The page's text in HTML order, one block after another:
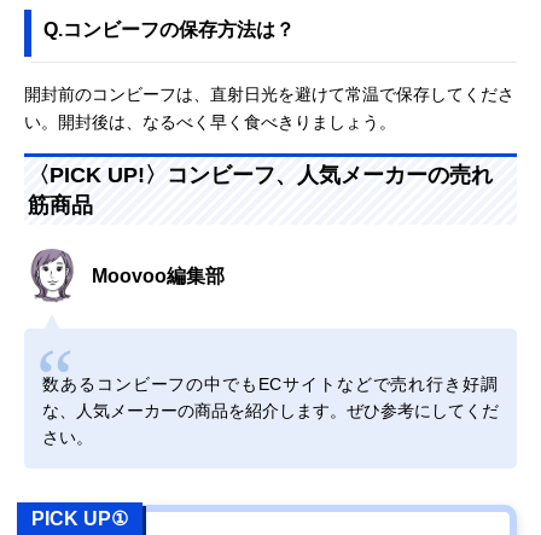
Q.コンビーフの保存方法は？
開封前のコンビーフは、直射日光を避けて常温で保存してくださ
い。開封後は、なるべく早く食べきりましょう。
〈PICK UP!〉コンビーフ、人気メーカーの売れ
筋商品
Moovoo編集部
数あるコンビーフの中でもECサイトなどで売れ行き好調
な、人気メーカーの商品を紹介します。ぜひ参考にしてくだ
さい。
PICK UP①